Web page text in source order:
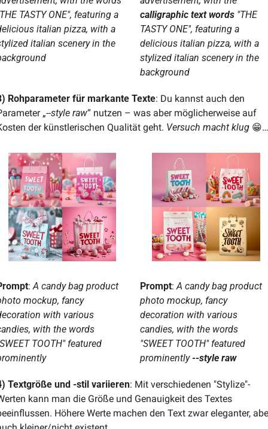
TASTY ONE", featuring a
italian pizza, with a
italian scenery in the
calligraphic text words "THE
TASTY ONE", featuring a
delicious italian pizza, with a
stylized italian scenery in the
background
Rohparameter für markante Texte: Du kannst auch den
„--style raw“ nutzen – was aber möglicherweise auf
der künstlerischen Qualität geht. Versuch macht klug 😁…
: A candy bag product
mockup, fancy
with various
with the words
TOOTH" featured
Prompt: A candy bag product
photo mockup, fancy
decoration with various
candies, with the words
"SWEET TOOTH" featured
prominently --style raw
Textgröße und -stil variieren: Mit verschiedenen "Stylize"-
kann man die Größe und Genauigkeit des Textes
Höhere Werte machen den Text zwar eleganter,